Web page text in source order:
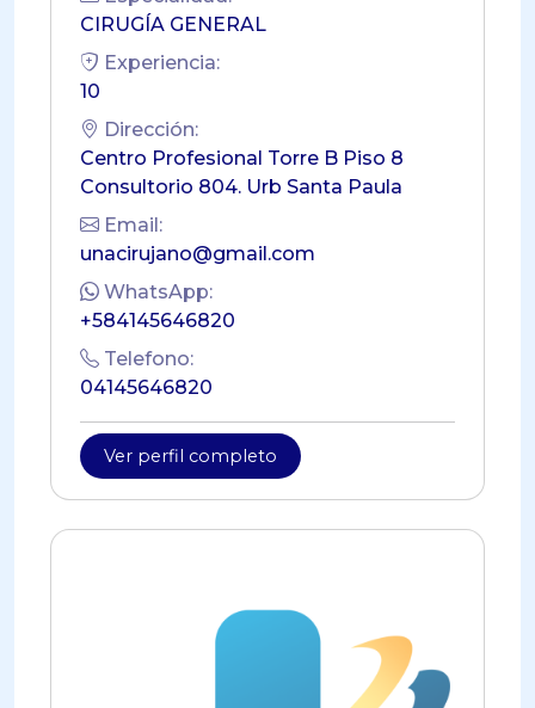
CIRUGÍA GENERAL
Experiencia:
10
Dirección:
Centro Profesional Torre B Piso 8
Consultorio 804. Urb Santa Paula
Email:
unacirujano@gmail.com
WhatsApp:
+584145646820
Telefono:
04145646820
Ver perfil completo